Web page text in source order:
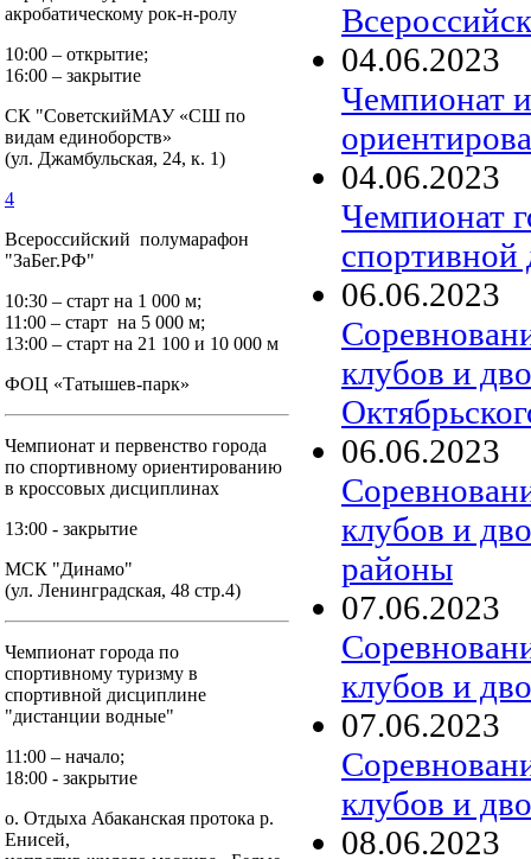
акробатическому рок-н-ролу
10:00 – открытие;
16:00 – закрытие
СК "СоветскийМАУ «СШ по
видам единоборств»
(ул. Джамбульская, 24, к. 1)
4
Всероссийский полумарафон
"ЗаБег.РФ"
10:30 – старт на 1 000 м;
11:00 – старт на 5 000 м;
13:00 – старт на 21 100 и 10 000 м
ФОЦ «Татышев-парк»
Чемпионат и первенство города
по спортивному ориентированию
в кроссовых дисциплинах
13:00 - закрытие
МСК "Динамо"
(ул. Ленинградская, 48 стр.4)
Чемпионат города по
спортивному туризму в
спортивной дисциплине
"дистанции водные"
11:00 – начало;
18:00 - закрытие
о. Отдыха Абаканская протока р.
Енисей,
04.06.2023
Чемпионат
04.06.2023
Чемпионат
06.06.2023
клубов и
06.06.2023
клубов и
районы
07.06.2023
клубов и
07.06.2023
клубов и
08.06.2023